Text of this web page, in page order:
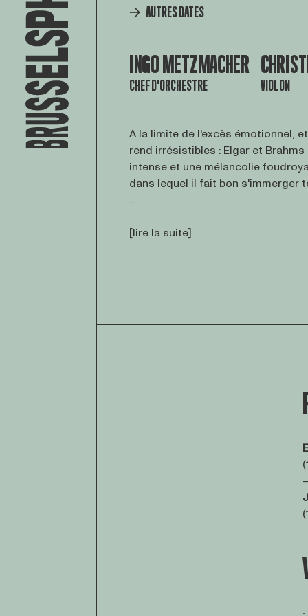
AUTRES DATES
INGO METZMACHER
CHEF D'ORCHESTRE VIOLON
À la limite de l'excès émotionnel,
rend irrésistibles : Elgar et
intense et une mélancolie
dans lequel il fait bon s'immerger
...
[lire la suite]